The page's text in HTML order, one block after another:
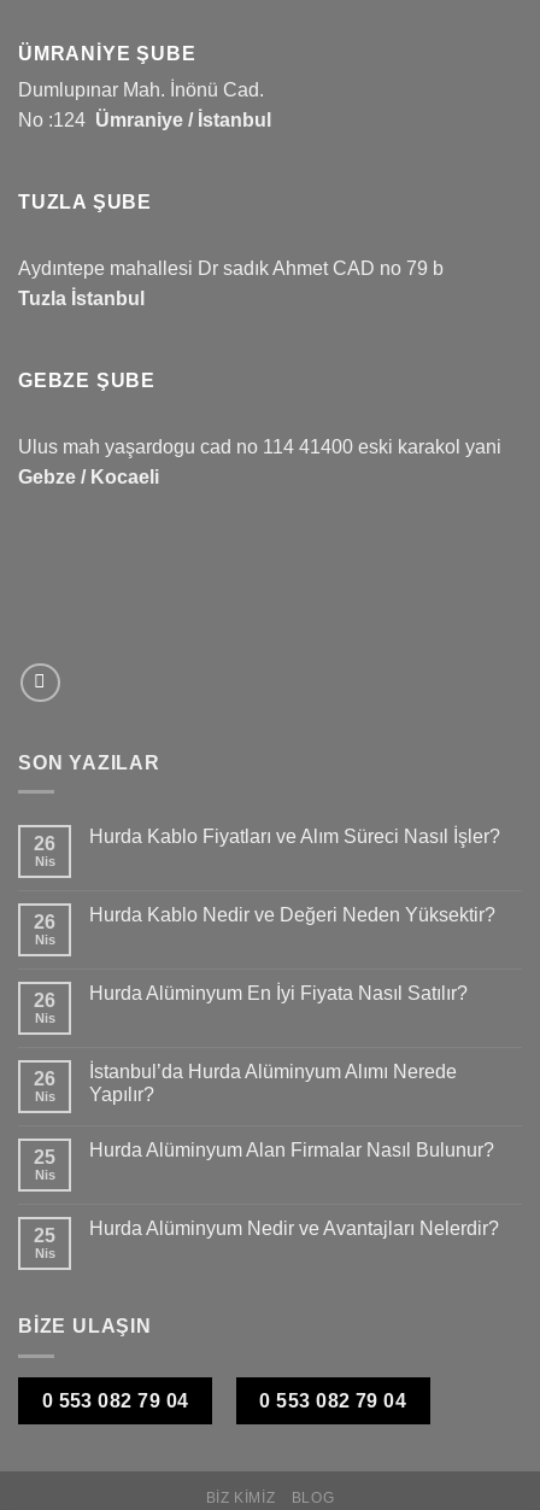
ÜMRANIYE ŞUBE
Dumlupınar Mah. İnönü Cad.
No :124 Ümraniye / İstanbul
TUZLA ŞUBE
Aydıntepe mahallesi Dr sadık Ahmet CAD no 79 b
Tuzla İstanbul
GEBZE ŞUBE
Ulus mah yaşardogu cad no 114 41400 eski karakol yani
Gebze / Kocaeli
SON YAZILAR
26
Nis
Hurda Kablo Fiyatları ve Alım Süreci Nasıl İşler?
26
Nis
Hurda Kablo Nedir ve Değeri Neden Yüksektir?
26
Nis
Hurda Alüminyum En İyi Fiyata Nasıl Satılır?
26
Nis
İstanbul’da Hurda Alüminyum Alımı Nerede
Yapılır?
25
Nis
Hurda Alüminyum Alan Firmalar Nasıl Bulunur?
25
Nis
Hurda Alüminyum Nedir ve Avantajları Nelerdir?
BİZE ULAŞIN
0 553 082 79 04 0 553 082 79 04
BIZ KIMIZ BLOG